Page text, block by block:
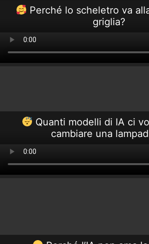
Perché lo scheletro va
griglia?
Quanti modelli di IA ci
cambiare una